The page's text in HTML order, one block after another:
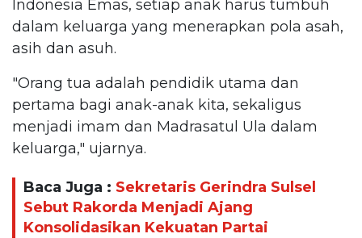
Indonesia Emas, setiap anak harus tumbuh
dalam keluarga yang menerapkan pola asah,
asih dan asuh.
"Orang tua adalah pendidik utama dan
pertama bagi anak-anak kita, sekaligus
menjadi imam dan Madrasatul Ula dalam
keluarga," ujarnya.
Baca Juga : Sekretaris Gerindra Sulsel
Sebut Rakorda Menjadi Ajang
Konsolidasikan Kekuatan Partai